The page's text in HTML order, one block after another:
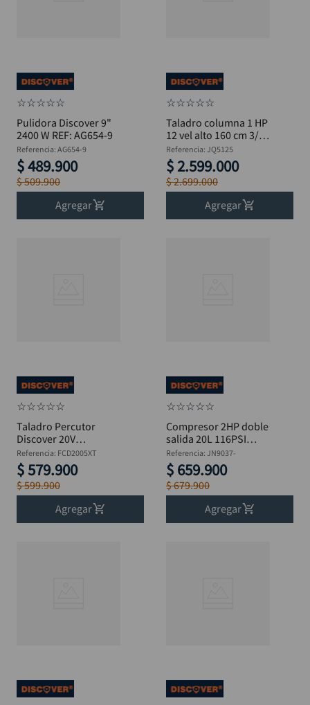
☆☆☆☆☆
Pulidora Discover 9"
2400 W REF: AG654-9
Referencia: AG654-9
$489.900
$509.900
Agregar
☆☆☆☆☆
Taladro columna 1 HP
12 vel alto 160 cm 3/4"
DISCOVER JQ5125
Referencia: JQ5125
$ 2.599.000
$2.699.000
Agregar
☆☆☆☆☆
Taladro Percutor
Discover 20V
Inalámbrico Brushless
+ 2 Baterías. 2Ah
Referencia: FCD2005XT
$579.900
$599.900
Agregar
☆☆☆☆☆
Compresor 2HP doble
salida 20L 116PSI
4.6CFM DISCOVER
JN9037-
Referencia: JN9037-
$ 659.900
$679.900
Agregar